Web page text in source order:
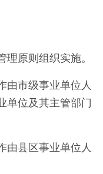
原则组织实施。
由市级事业单位人
单位及其主管部门
由县区事业单位人